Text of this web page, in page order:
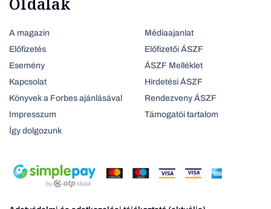
A magazin
Előfizetés
Esemény
Kapcsolat
Könyvek a Forbes ajánlásával
Impresszum
Így dolgozunk
Médiaajanlat
Előfizetői ÁSZF
ÁSZF Melléklet
Hirdetési ÁSZF
Rendezveny ÁSZF
Támogatói tartalom